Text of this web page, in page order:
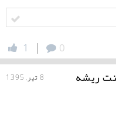
0
|
1
ریشه 8 تیر, 1395